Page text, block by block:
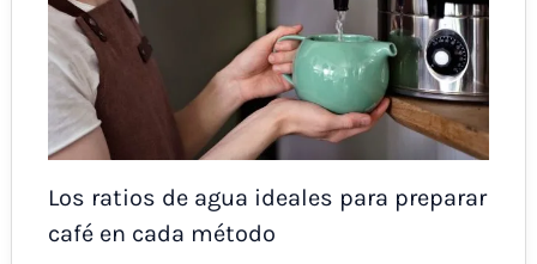
Los ratios de agua ideales para preparar
café en cada método